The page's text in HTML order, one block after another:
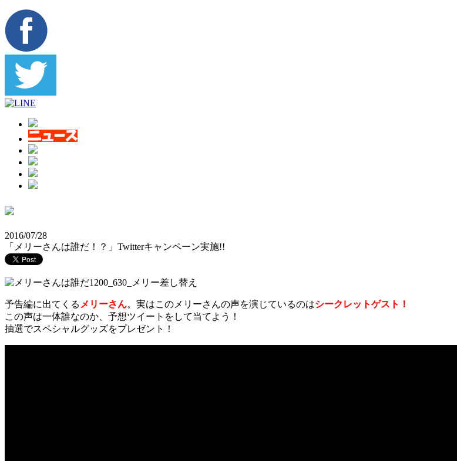
2016/07/28
「メリーさんは誰だ！？」Twitterキャンペーン実施!!
予告編に出てくる メリーさん。実はこのメリーさんの声を演じているのはシークレットゲスト！
この声は一体誰なのか、予想ツイートをして当てよう！
抽選でスペシャルグッズをプレゼント！